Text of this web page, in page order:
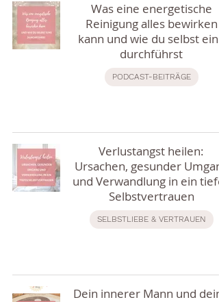
Was eine energetische
Reinigung alles bewirken
kann und wie du selbst eine
durchführst
PODCAST-BEITRÄGE
Verlustangst heilen:
Ursachen, gesunder
und Verwandlung in ein
Selbstvertrauen
SELBSTLIEBE & VERTRAUEN
Dein innerer Mann und